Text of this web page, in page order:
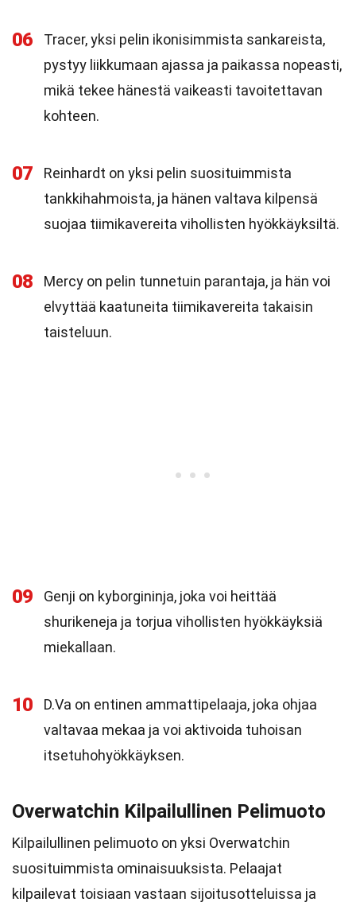
06
Tracer, yksi pelin ikonisimmista sankareista,
pystyy liikkumaan ajassa ja paikassa nopeasti,
mikä tekee hänestä vaikeasti tavoitettavan
kohteen.
07
Reinhardt on yksi pelin suosituimmista
tankkihahmoista, ja hänen valtava kilpensä
suojaa tiimikavereita vihollisten hyökkäyksiltä.
08
Mercy on pelin tunnetuin parantaja, ja hän voi
elvyttää kaatuneita tiimikavereita takaisin
taisteluun.
09
Genji on kyborgininja, joka voi heittää
shurikeneja ja torjua vihollisten hyökkäyksiä
miekallaan.
10
D.Va on entinen ammattipelaaja, joka ohjaa
valtavaa mekaa ja voi aktivoida tuhoisan
itsetuhohyökkäyksen.
Overwatchin Kilpailullinen Pelimuoto
Kilpailullinen pelimuoto on yksi Overwatchin
suosituimmista ominaisuuksista. Pelaajat
kilpailevat toisiaan vastaan sijoitusotteluissa ja